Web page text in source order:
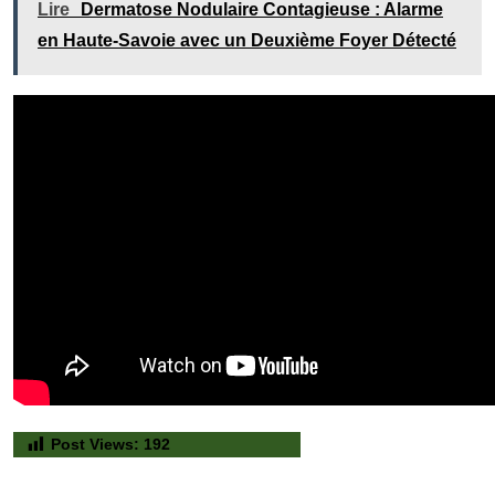
Lire
Dermatose Nodulaire Contagieuse : Alarme
en Haute-Savoie avec un Deuxième Foyer Détecté
Post Views: 192